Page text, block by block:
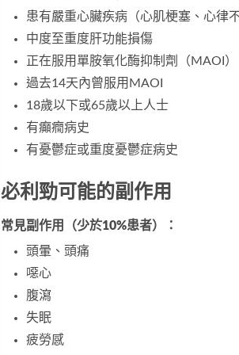
患有嚴重心臟疾病（心肌梗塞、心律
中度至重度肝功能損傷
正在服用單胺氧化酶抑制劑（MAOI）
過去14天內曾服用MAOI
18歲以下或65歲以上人士
有癲癇病史
有憂鬱症或重度憂鬱症病史
必利勁可能的副作用
常見副作用（少於10%患者）：
頭暈、頭痛
噁心
腹瀉
失眠
疲勞感